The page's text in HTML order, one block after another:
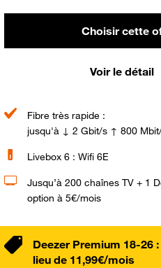
Choisir cette
Voir le détail
Fibre très rapide :
jusqu'à ↓ 2 Gbit/s ↑ 800
Livebox 6 : Wifi 6E
Jusqu’à 200 chaînes TV + 1
option à 5€/mois
Deezer Premium 18-26
lieu de 11,99€/mois